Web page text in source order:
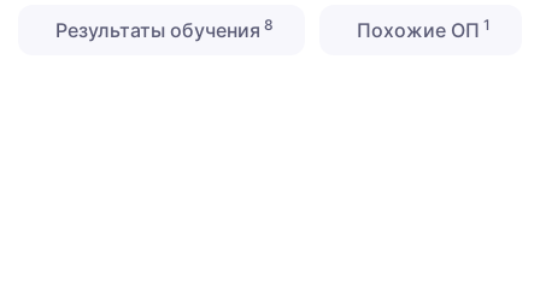
Результаты обучения 8 Похожие ОП 1